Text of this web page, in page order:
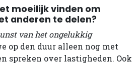
moeilijk vinden om
anderen te delen?
van het ongelukkig
op den duur alleen nog met
spreken over lastigheden. Ook